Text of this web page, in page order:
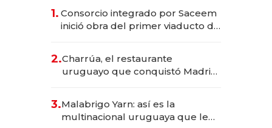
1. Consorcio integrado por Saceem
inició obra del primer viaducto de
millones
2.Charrúa, el restaurante
uruguayo que conquistó Madrid:
anticipación y prepara apertura
3.Malabrigo Yarn: así es la
multinacional uruguaya que le